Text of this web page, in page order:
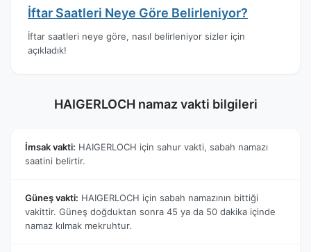
İftar Saatleri Neye Göre Belirleniyor?
İftar saatleri neye göre, nasıl belirleniyor sizler için
açıkladık!
HAIGERLOCH namaz vakti bilgileri
İmsak vakti: HAIGERLOCH için sahur vakti, sabah namazı
saatini belirtir.
Güneş vakti: HAIGERLOCH için sabah namazının bittiği
vakittir. Güneş doğduktan sonra 45 ya da 50 dakika içinde
namaz kılmak mekruhtur.